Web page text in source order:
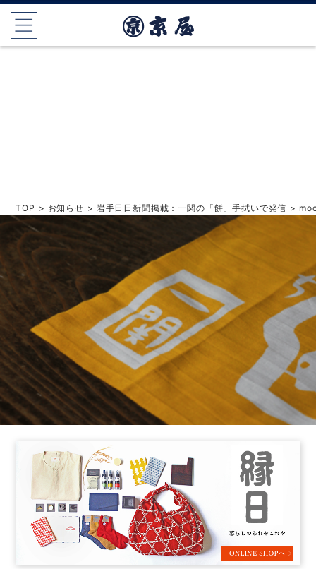
TOP > お知らせ > 岩手日日新聞掲載：一関の「餅」手拭いで発信 >